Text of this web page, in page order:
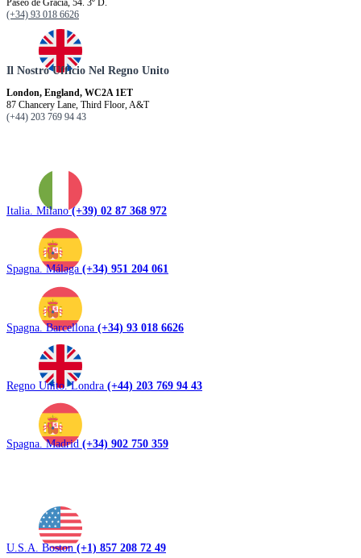
Paseo de Gracia, 54. 3º D.
(+34) 93 018 6626
Il Nostro Ufficio Nel Regno Unito
London, England, WC2A 1ET
87 Chancery Lane, Third Floor, A&T
(+44) 203 769 94 43
Italia. Milano(+39) 02 87 368 972
Spagna. Málaga (+34) 951 204 061
Spagna. Barcellona (+34) 93 018 6626
Regno Unito. Londra (+44) 203 769 94 43
Spagna. Madrid (+34) 902 750 359
U.S.A. Boston(+1) 857 208 72 49